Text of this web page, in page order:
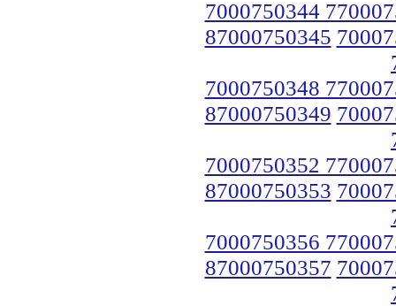
7000750344
87000750345
7000750348
87000750349
7000750352
87000750353
7000750356
87000750357